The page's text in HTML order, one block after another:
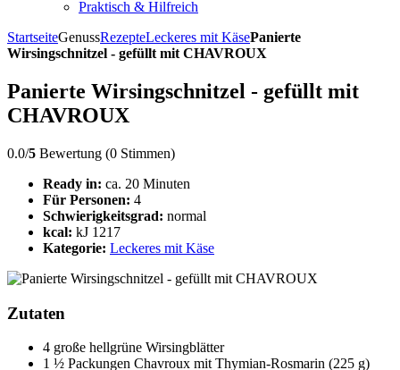
Praktisch & Hilfreich
StartseiteGenussRezepteLeckeres mit KäsePanierte
Wirsingschnitzel - gefüllt mit CHAVROUX
Panierte Wirsingschnitzel - gefüllt mit
CHAVROUX
0.0/5 Bewertung (0 Stimmen)
Ready in: ca. 20 Minuten
Für Personen: 4
Schwierigkeitsgrad: normal
kcal: kJ 1217
Kategorie: Leckeres mit Käse
Zutaten
4 große hellgrüne Wirsingblätter
1 ½ Packungen Chavroux mit Thymian-Rosmarin (225 g)